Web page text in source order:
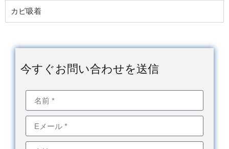
カビ吸着
今すぐお問い合わせを送信